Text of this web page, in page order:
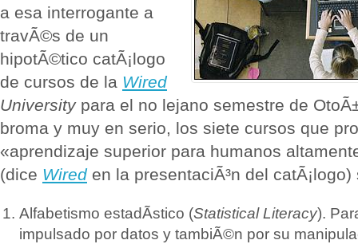
a esa interrogante a
travÃ©s de un
hipotÃ©tico catÃ¡logo
de cursos de la Wired
Universitypara el no lejano semestre de
broma y muy en serio, los siete cursos que
«aprendizaje superior para humanos
(dice Wireden la presentaciÃ³n del catÃ¡logo)
Alfabetismo estadÃ­stico (Statistical Literacy).
impulsado por datos y tambiÃ©n por su